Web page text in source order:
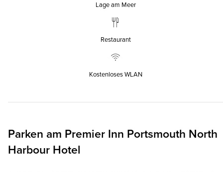
Lage am Meer
Restaurant
Kostenloses WLAN
Parken am Premier Inn Portsmouth North
Harbour Hotel